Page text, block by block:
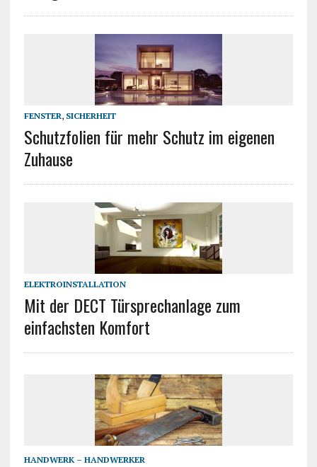
FENSTER, SICHERHEIT
Schutzfolien für mehr Schutz im eigenen
Zuhause
ELEKTROINSTALLATION
Mit der DECT Türsprechanlage zum
einfachsten Komfort
HANDWERK – HANDWERKER